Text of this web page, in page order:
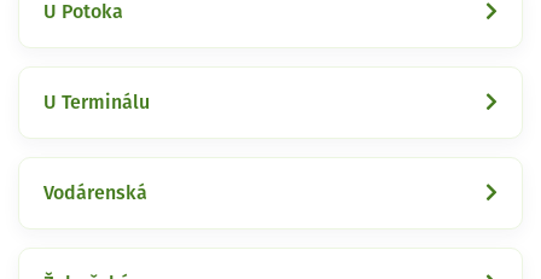
U Potoka
U Terminálu
Vodárenská